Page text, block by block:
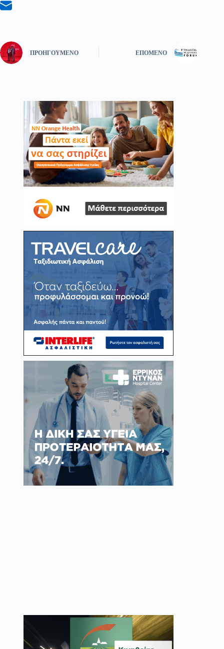
ΠΡΟΗΓΟΎΜΕΝΟ ΕΠΌΜΕΝΟ